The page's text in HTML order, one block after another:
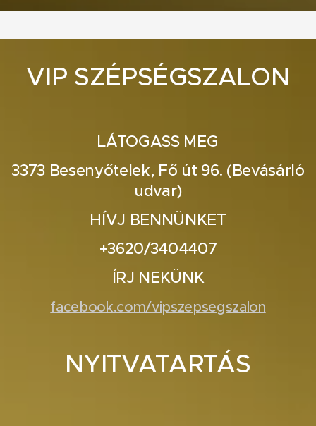
VIP SZÉPSÉGSZALON
LÁTOGASS MEG
3373 Besenyőtelek, Fő út 96. (Bevásárló
udvar)
HÍVJ BENNÜNKET
+3620/3404407
ÍRJ NEKÜNK
facebook.com/vipszepsegszalon
NYITVATARTÁS